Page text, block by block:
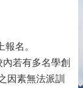
名。
若有多名學創
因素無法派訓